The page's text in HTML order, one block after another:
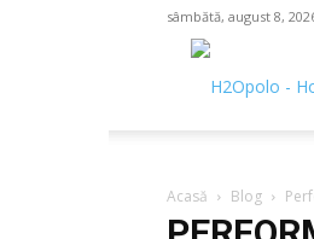
sâmbătă, august 8,
Acasă Blog